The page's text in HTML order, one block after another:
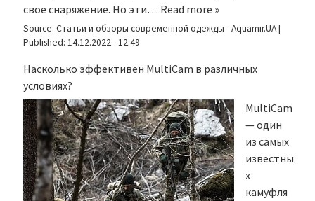
свое снаряжение. Но эти… Read more »
Source: Статьи и обзоры современной одежды - Aquamir.UA|
Published: 14.12.2022 - 12:49
Насколько эффективен MultiCam в различных
условиях?
MultiCam
— один
из самых
известны
х
камуфля